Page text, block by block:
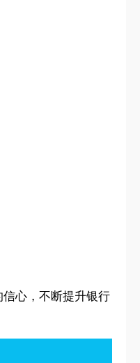
心，不断提升银行